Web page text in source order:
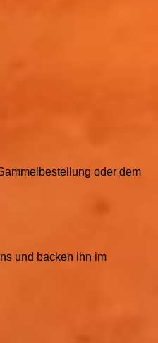
oder dem
und backen ihn im